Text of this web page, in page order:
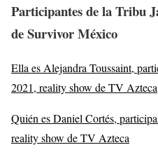
Participantes de la Tribu
de Survivor México
Ella es Alejandra Toussaint,
2021, reality show de TV Azteca
Quién es Daniel Cortés,
reality show de TV Azteca